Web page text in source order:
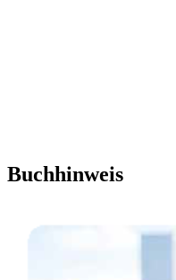
Buchhinweis